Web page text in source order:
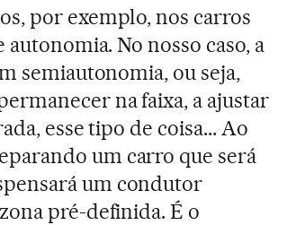
por exemplo, nos carros
No nosso caso, a
semiautonomia, ou seja,
na faixa, a ajustar
esse tipo de coisa... Ao
um carro que será
um condutor
pré-definida. É o